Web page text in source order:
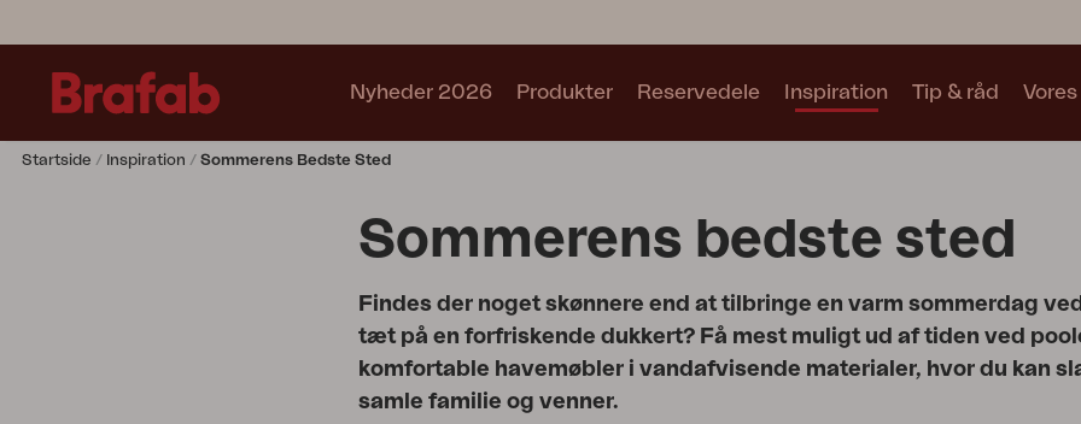
Nyheder 2026 Produkter
Se alle samlinger
Reservedele Inspiration Tip & råd
Startside Inspiration Sommerens Bedste Sted
Sommerens bedste sted
Findes der noget skønnere end at tilbringe en varm sommerdag
tæt på en forfriskende dukkert? Få mest muligt ud af tiden ved
komfortable havemøbler i vandafvisende materialer, hvor du kan
samle familie og venner.